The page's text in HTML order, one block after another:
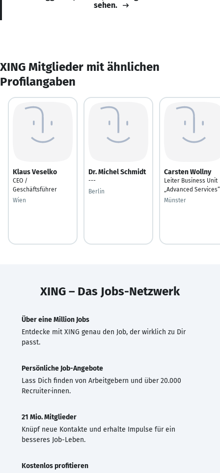
sehen.
XING Mitglieder mit ähnlichen
Profilangaben
Klaus Veselko
CEO /
Geschäftsführer
Wien
Dr. Michel Schmidt
---
Berlin
Carsten Wollny
Leiter Business Unit
„Advanced Services“
Münster
XING – Das Jobs-Netzwerk
Über eine Million Jobs
Entdecke mit XING genau den Job, der wirklich zu Dir
passt.
Persönliche Job-Angebote
Lass Dich finden von Arbeitgebern und über 20.000
Recruiter·innen.
21 Mio. Mitglieder
Knüpf neue Kontakte und erhalte Impulse für ein
besseres Job-Leben.
Kostenlos profitieren